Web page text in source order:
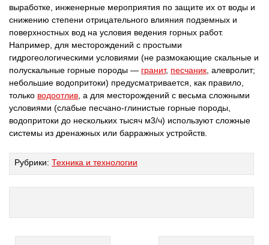
выработке, инженерные мероприятия по защите их от воды и
снижению степени отрицательного влияния подземных и
поверхностных вод на условия ведения горных работ.
Например, для месторождений с простыми
гидрогеологическими условиями (не размокающие скальные и
полускальные горные породы — гранит, песчаник , алевролит;
небольшие водопритоки) предусматривается, как правило,
только водоотлив , а для месторождений с весьма сложными
условиями (слабые песчано-глинистые горные породы,
водопритоки до нескольких тысяч м3/ч) используют сложные
системы из дренажных или барражных устройств.
Рубрики: Техника и технологии